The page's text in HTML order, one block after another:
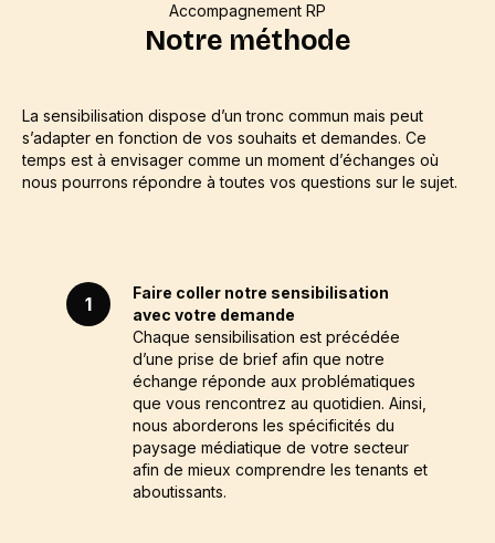
Accompagnement RP
Notre méthode
La sensibilisation dispose d’un tronc commun mais peut
s’adapter en fonction de vos souhaits et demandes. Ce
temps est à envisager comme un moment d’échanges où
nous pourrons répondre à toutes vos questions sur le sujet.
1
Faire coller notre sensibilisation
avec votre demande
Chaque sensibilisation est précédée
d’une prise de brief afin que notre
échange réponde aux problématiques
que vous rencontrez au quotidien. Ainsi,
nous aborderons les spécificités du
paysage médiatique de votre secteur
afin de mieux comprendre les tenants et
aboutissants.